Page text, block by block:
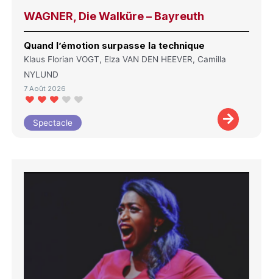
WAGNER, Die Walküre – Bayreuth
Quand l’émotion surpasse la technique
Klaus Florian VOGT, Elza VAN DEN HEEVER, Camilla
NYLUND
7 Août 2026
Spectacle